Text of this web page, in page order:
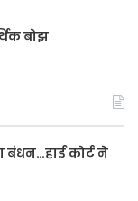
बोझ
बंधन…हाई कोर्ट ने